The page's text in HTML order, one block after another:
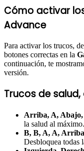
Cómo activar
Advance
Para activar los trucos,
botones correctas en la
continuación, te
versión.
Trucos de
Arriba, A, Abajo,
la salud al máximo.
B, B, A, A,
Desbloquea todas